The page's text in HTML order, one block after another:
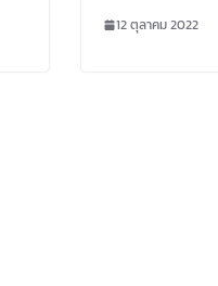
12 ตุลาคม 2022